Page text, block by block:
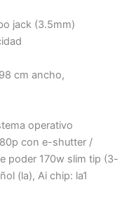
jack (3.5mm)
35.98 cm ancho,
operativo
con e-shutter /
poder 170w slim tip (3-
(la), Ai chip: la1